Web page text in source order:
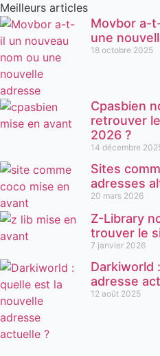
Meilleurs articles
Movbor a-
une
18 octobre 2025
Cpasbien
retrouver
2026 ?
14 décembre
Sites
adresses
20 mars 2026
Z-Library
trouver le
7 janvier 2026
Darkiworld
adresse
12 août 2025